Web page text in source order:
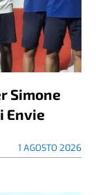
Simone
Envie
1 AGOSTO 2026